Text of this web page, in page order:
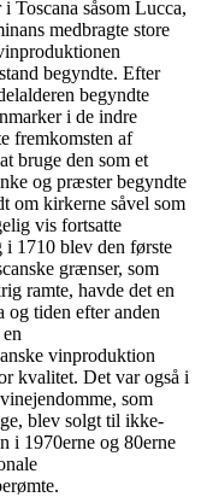
Toscana såsom Lucca,
medbragte store
begyndte. Efter
begyndte
i de indre
fremkomsten af
bruge den som et
og præster begyndte
om kirkerne såvel som
vis fortsatte
i 1710 blev den første
grænser, som
ramte, havde det en
tiden efter anden
vinproduktion
kvalitet. Det var også i
som
blev solgt til ikke-
i 1970erne og 80erne